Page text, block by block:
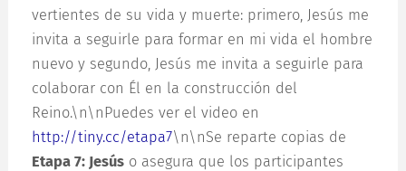
vertientes de su vida y muerte: primero, Jesús me
invita a seguirle para formar en mi vida el hombre
nuevo y segundo, Jesús me invita a seguirle para
colaborar con Él en la construcción del
Reino.\n\nPuedes ver el video en
http://tiny.cc/etapa7\n\nSe reparte copias de
Etapa 7: Jesús o asegura que los participantes